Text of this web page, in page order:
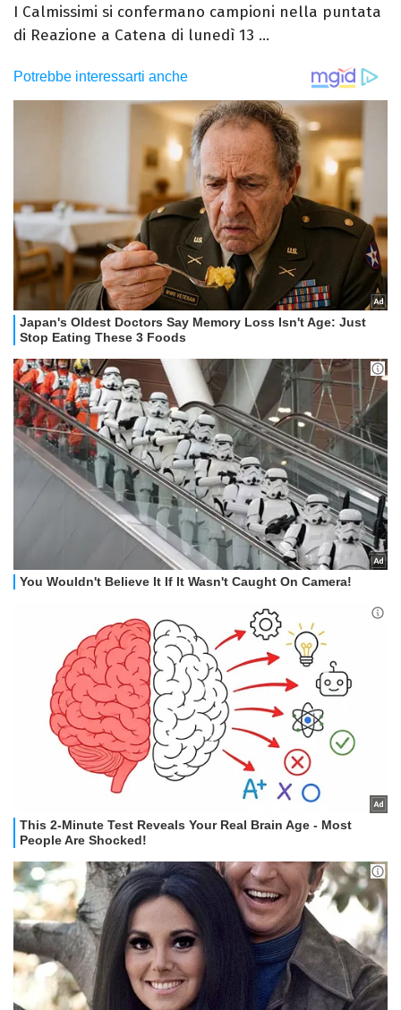
I Calmissimi si confermano campioni nella puntata
di Reazione a Catena di lunedì 13 ...